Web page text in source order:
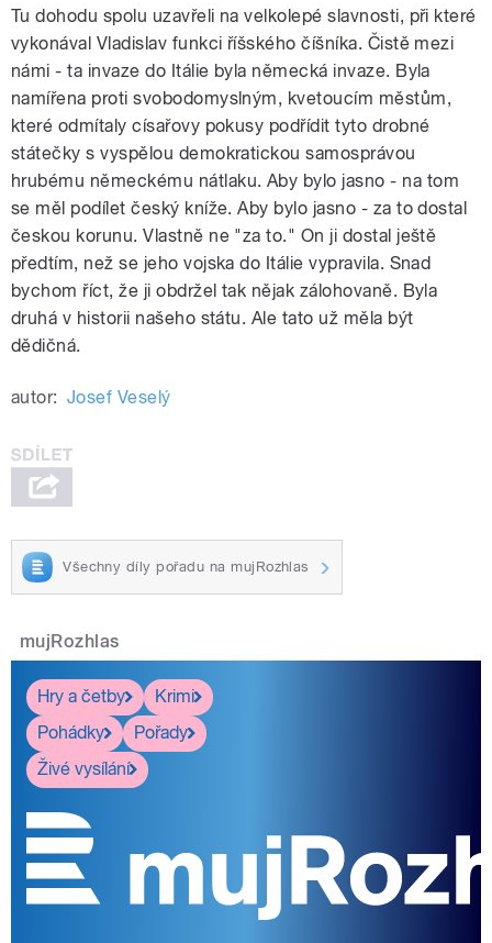
Tu dohodu spolu uzavřeli na velkolepé slavnosti, při které
vykonával Vladislav funkci říšského číšníka. Čistě mezi
námi - ta invaze do Itálie byla německá invaze. Byla
namířena proti svobodomyslným, kvetoucím městům,
které odmítaly císařovy pokusy podřídit tyto drobné
státečky s vyspělou demokratickou samosprávou
hrubému německému nátlaku. Aby bylo jasno - na tom
se měl podílet český kníže. Aby bylo jasno - za to dostal
českou korunu. Vlastně ne "za to." On ji dostal ještě
předtím, než se jeho vojska do Itálie vypravila. Snad
bychom říct, že ji obdržel tak nějak zálohovaně. Byla
druhá v historii našeho státu. Ale tato už měla být
dědičná.
autor: Josef Veselý
Všechny díly pořadu na mujRozhlas
mujRozhlas
Hry a četby
Krimi
Pohádky
Pořady
Živé vysílání